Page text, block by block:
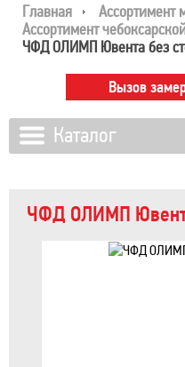
Главная
Ассортимент
Ассортимент
ЧФД ОЛИМП Ювента без
ЧФД ОЛИМП